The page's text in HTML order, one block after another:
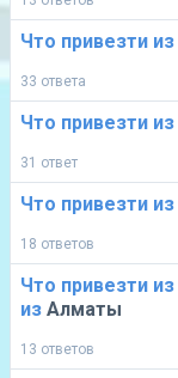
Что привезти из
33 ответа
Что привезти из
31 ответ
Что привезти из
18 ответов
Что привезти из
из Алматы
13 ответов